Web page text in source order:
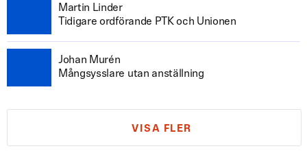
Martin Linder
Tidigare ordförande PTK och Unionen
Johan Murén
Mångsysslare utan anställning
VISA FLER